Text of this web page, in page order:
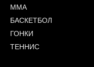
ММА
БАСКЕТБОЛ
ГОНКИ
ТЕННИС